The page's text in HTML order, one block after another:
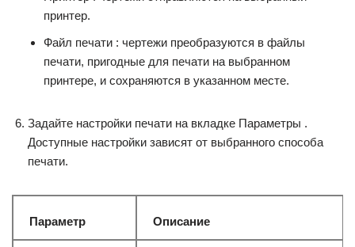
принтер.
Файл печати : чертежи преобразуются в файлы
печати, пригодные для печати на выбранном
принтере, и сохраняются в указанном месте.
Задайте настройки печати на вкладке Параметры .
Доступные настройки зависят от выбранного способа
печати.
Параметр Описание